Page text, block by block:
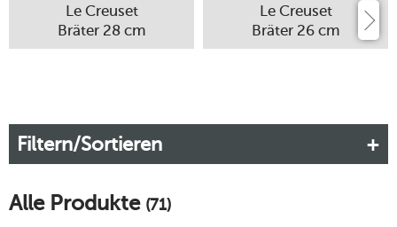
Le Creuset
Bräter 28 cm
Le Creuset
Bräter 26 cm
Filtern/Sortieren
Alle Produkte (71)